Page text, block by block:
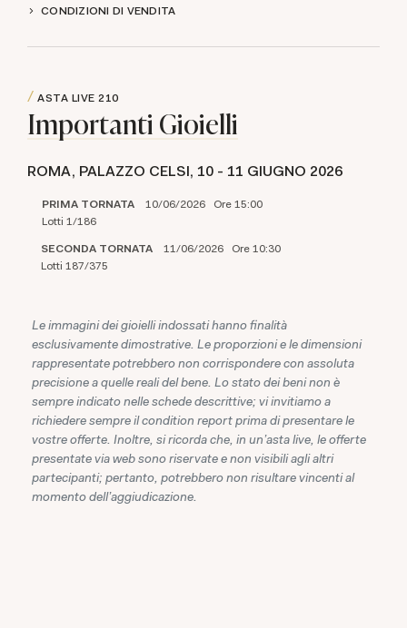
CONDIZIONI DI VENDITA
ASTA LIVE 210
Importanti Gioielli
ROMA, PALAZZO CELSI, 10 - 11 GIUGNO 2026
PRIMA TORNATA 10/06/2026 Ore 15:00
Lotti 1/186
SECONDA TORNATA 11/06/2026 Ore 10:30
Lotti 187/375
Le immagini dei gioielli indossati hanno finalità
esclusivamente dimostrative. Le proporzioni e le dimensioni
rappresentate potrebbero non corrispondere con assoluta
precisione a quelle reali del bene. Lo stato dei beni non è
sempre indicato nelle schede descrittive; vi invitiamo a
richiedere sempre il condition report prima di presentare le
vostre offerte. Inoltre, si ricorda che, in un'asta live, le offerte
presentate via web sono riservate e non visibili agli altri
partecipanti; pertanto, potrebbero non risultare vincenti al
momento dell'aggiudicazione.